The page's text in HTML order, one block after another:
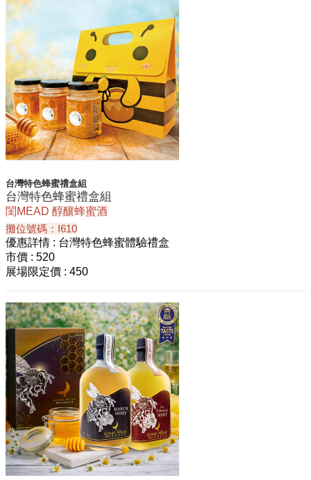
台灣特色蜂蜜禮盒組
台灣特色蜂蜜禮盒組
閨MEAD 醇釀蜂蜜酒
攤位號碼：I610
優惠詳情 : 台灣特色蜂蜜體驗禮盒
市價 : 520
展場限定價 : 450